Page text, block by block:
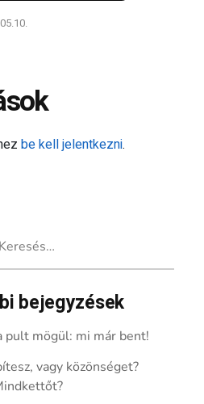
be kell jelentkezni.
bejegyzések
pult mögül: mi már bent!
vagy közönséget?